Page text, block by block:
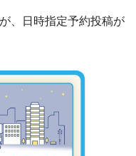
、日時指定予約投稿が